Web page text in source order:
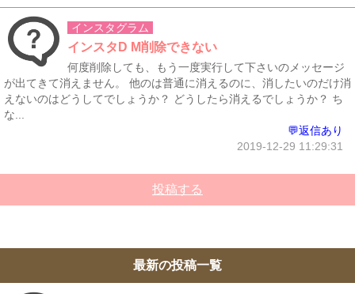
インスタグラム
インスタD M削除できない
何度削除しても、もう一度実行して下さいのメッセージ
が出てきて消えません。 他のは普通に消えるのに、消したいのだけ消
えないのはどうしてでしょうか？ どうしたら消えるでしょうか？ ち
な...
💬返信あり
2019-12-29 11:29:31
投稿する
最新の投稿一覧